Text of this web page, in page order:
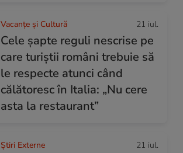
Vacanțe și Cultură 21 iul.
Cele șapte reguli nescrise pe
care turiștii români trebuie să
le respecte atunci când
călătoresc în Italia: „Nu cere
asta la restaurant”
Știri Externe 21 iul.